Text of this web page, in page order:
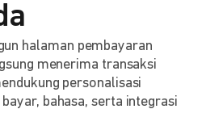
halaman pembayaran
menerima transaksi
personalisasi
bahasa, serta integrasi